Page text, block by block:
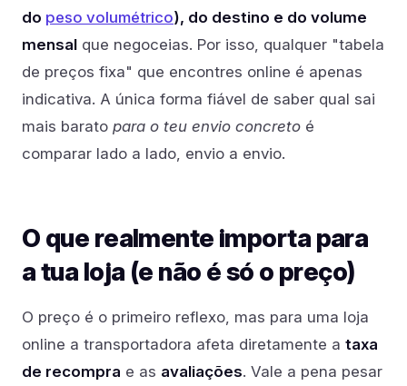
do peso volumétrico), do destino e do volume
mensal que negoceias. Por isso, qualquer "tabela
de preços fixa" que encontres online é apenas
indicativa. A única forma fiável de saber qual sai
mais barato para o teu envio concreto é
comparar lado a lado, envio a envio.
O que realmente importa para
a tua loja (e não é só o preço)
O preço é o primeiro reflexo, mas para uma loja
online a transportadora afeta diretamente a taxa
de recompra e as avaliações. Vale a pena pesar